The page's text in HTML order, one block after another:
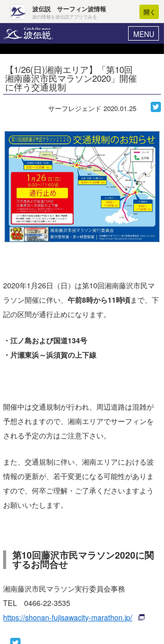
波伝説 サーフィン波情報
波の情報を波伝説アプリでみる
開く
MENU
ヘルプ マイホーム
ログイン
WAVE HUNTER波予想ツール
気象情報
ニュース
サーフィンエリアガイド
会員メニュー
今月のプレゼント
【1/26(日)湘南エリア】「第10回
湘南藤沢市民マラソン2020」開催
に伴う交通規制
サーフレジェンド 2020.01.25
2020年1月26日（日）は第10回湘南藤沢市民マ
ラソン開催に伴い、午前8時から11時頃まで、下
記の区間が通行止めになります。
・江ノ島および国道134号
・片瀬東浜～浜須賀の上下線
開催中は交通規制が行われ、周辺道路は混雑が
予想されますので、湘南エリアでサーフィンを
される予定の方はご注意下さい。
また、交通規制に伴い、湘南エリアにおける波
情報の更新が、若干変更になる可能性がありま
すので、何卒ご理解・ご了承くださいますよう
お願いいたします。
第10回藤沢市民マラソン2020に関
するお問合せ
湘南藤沢市民マラソン実行委員会事務
TEL 0466-22-3535
https://shonan-fujisawacity-marathon.jp/
Core Surf Japan
コンテスト
ファッション/グッズ
アート＆エンタメ
コラム
トラベル
ショップ情報
ショップ情報
湘南
伊豆
千葉南
四国
ウラナミ
お知らせ
ルール＆How to
VOTE!
サーファーズ
Core Surf Japan
Naoya Kimoto
Yoshiyuki Obata
CBA Films
メディア
WAVAL
中浦“JET”章
田原啓江
☆加藤
chan-U
波伝説